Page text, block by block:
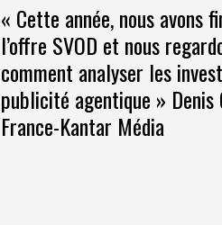
« Cette année, nous avons
l’offre SVOD et nous
comment analyser les
publicité agentique » Denis
France-Kantar Média